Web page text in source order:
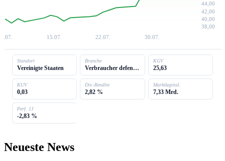
44,00
42,00
40,00
38,00
15.07. 22.07. 30.07.
Standort
Vereinigte Staaten
Branche
Verbraucher defensiv
KGV
25,63
KUV
0,03
Div.-Rendite
2,82 %
Marktkapital.
7,33 Mrd.
Perf. 1J
-2,83 %
Neueste News